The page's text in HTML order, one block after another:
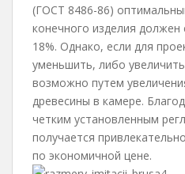
(ГОСТ 8486-86)
конечного изделия должен
18%. Однако, если для
уменьшить, либо
возможно путем
древесины в камере.
четким установленным
получается
по экономичной цене.